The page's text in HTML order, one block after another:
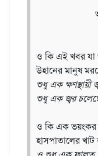
ও কি এই খবর যা
উহানের মানুষ
শুধু এক ক্ষণস্থায়ী
শুধু এক জ্বর
ও কি এক ভয়ংকর
হাসপাতালের